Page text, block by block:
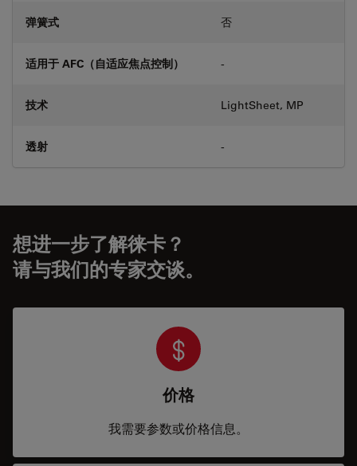
弹簧式 否
适用于 AFC（自适应焦点控制） -
技术 LightSheet, MP
透射 -
想进一步了解徕卡？
请与我们的专家交谈。
价格
我需要参数或价格信息。